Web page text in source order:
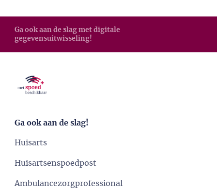
Ga ook aan de slag met digitale
gegevensuitwisseling!
Ga ook aan de slag!
Huisarts
Huisartsenspoedpost
Ambulancezorgprofessional